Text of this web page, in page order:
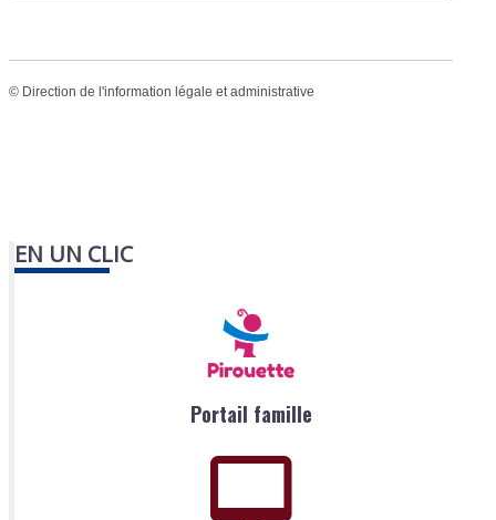
© Direction de l'information légale et administrative
EN UN CLIC
Portail famille